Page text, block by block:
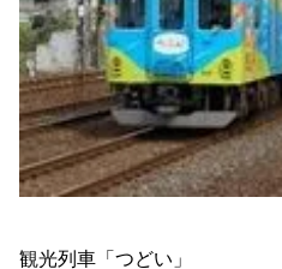
観光列車「つどい」